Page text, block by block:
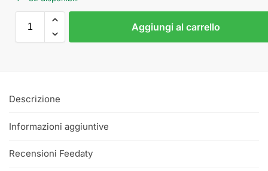
Aggiungi al carrello
Descrizione
Informazioni aggiuntive
Recensioni Feedaty